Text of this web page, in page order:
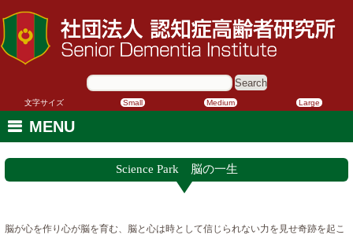
サ
イ
ト
文字サイズ Small Medium Large
MENU
Science Park 脳の一生
脳が心を作り心が脳を育む、脳と心は時として信じられない力を見せ奇跡を起こ